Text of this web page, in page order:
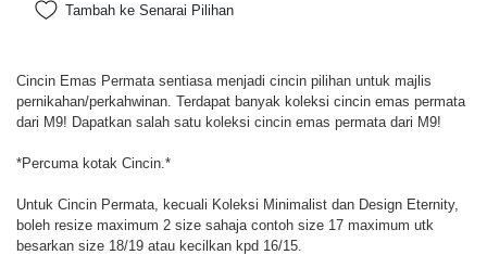
Tambah ke Senarai Pilihan
Cincin Emas Permata sentiasa menjadi cincin pilihan untuk majlis
pernikahan/perkahwinan. Terdapat banyak koleksi cincin emas permata
dari M9! Dapatkan salah satu koleksi cincin emas permata dari M9!
*Percuma kotak Cincin.*
Untuk Cincin Permata, kecuali Koleksi Minimalist dan Design Eternity,
boleh resize maximum 2 size sahaja contoh size 17 maximum utk
besarkan size 18/19 atau kecilkan kpd 16/15.